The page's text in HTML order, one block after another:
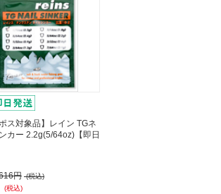
ポス対象品】レイン TGネ
カー 2.2g(5/64oz)【即日
円 (税込)
(税込)